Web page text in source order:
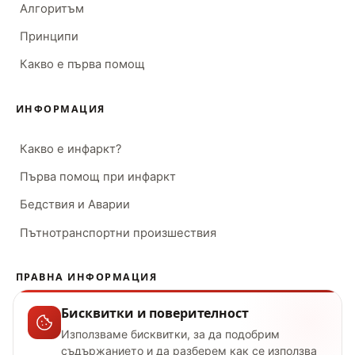
Алгоритъм
Принципи
Какво е първа помощ
ИНФОРМАЦИЯ
Какво е инфаркт?
Първа помощ при инфаркт
Бедствия и Аварии
Пътнотранспортни произшествия
ПРАВНА ИНФОРМАЦИЯ
Условия за ползване
Бисквитки и поверителност
Използваме бисквитки, за да подобрим
съдържанието и да разберем как се използва